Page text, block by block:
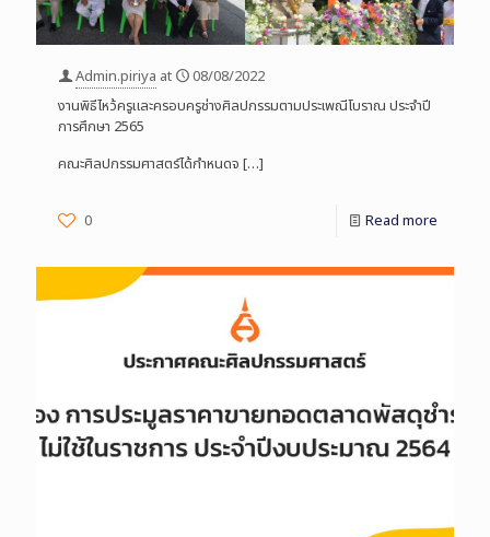
Admin.piriya at
08/08/2022
งานพิธีไหว้ครูและครอบครูช่างศิลปกรรมตามประเพณีโบราณ ประจำปี
การศึกษา 2565
คณะศิลปกรรมศาสตร์ได้กำหนดจ […]
0 Read more